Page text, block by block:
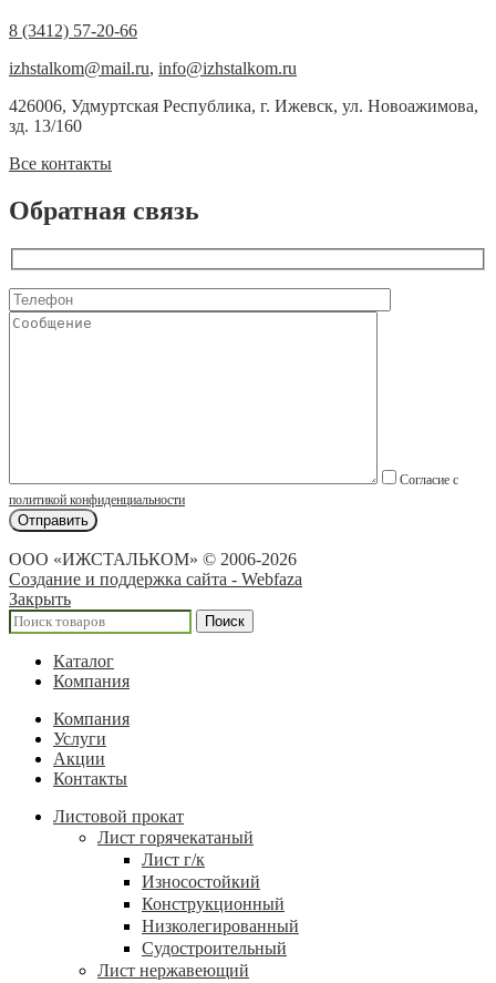
8 (3412) 57-20-66
izhstalkom@mail.ru, info@izhstalkom.ru
426006, Удмуртская Республика, г. Ижевск, ул. Новоажимова,
зд. 13/160
Все контакты
Обратная связь
Согласие с
политикой конфиденциальности
ООО «ИЖСТАЛЬКОМ» © 2006-2026
Создание и поддержка сайта - Webfaza
Закрыть
Поиск
Каталог
Компания
Компания
Услуги
Акции
Контакты
Листовой прокат
Лист горячекатаный
Лист г/к
Износостойкий
Конструкционный
Низколегированный
Судостроительный
Лист нержавеющий